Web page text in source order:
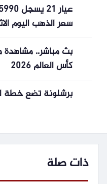
سعر الذهب اليوم الاثنين 22
بث مباشر.. مشاهدة
كأس العالم 2026
برشلونة تضع خطة
ذات صلة